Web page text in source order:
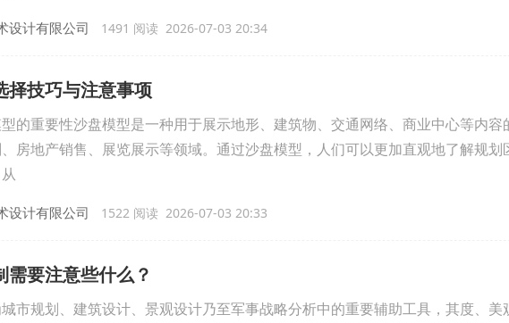
设计有限公司 1491 阅读 2026-07-03 20:34
择技巧与注意事项
的重要性沙盘模型是一种用于展示地形、建筑物、交通网络、商业中心等内容
房地产销售、展览展示等领域。通过沙盘模型，人们可以更加直观地了解规划
设计有限公司 1522 阅读 2026-07-03 20:33
需要注意些什么？
市规划、建筑设计、景观设计乃至军事战略分析中的重要辅助工具，其度、美